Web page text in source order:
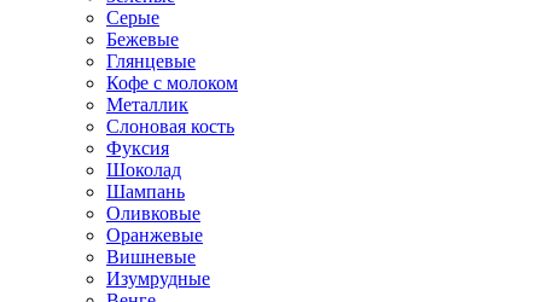
Серые
Бежевые
Глянцевые
Кофе с молоком
Металлик
Слоновая кость
Фуксия
Шоколад
Шампань
Оливковые
Оранжевые
Вишневые
Изумрудные